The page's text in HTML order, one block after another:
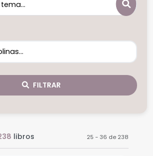
FILTRAR
libros 25 - 36 de 238